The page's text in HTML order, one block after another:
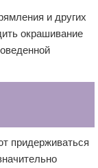
и других
окрашивание
придерживаться